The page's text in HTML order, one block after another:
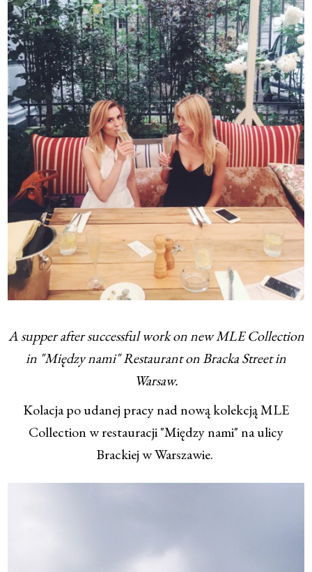
A supper after successful work on new MLE Collection
in "Między nami" Restaurant on Bracka Street in
Warsaw.
Kolacja po udanej pracy nad nową kolekcją MLE
Collection w restauracji "Między nami" na ulicy
Brackiej w Warszawie.